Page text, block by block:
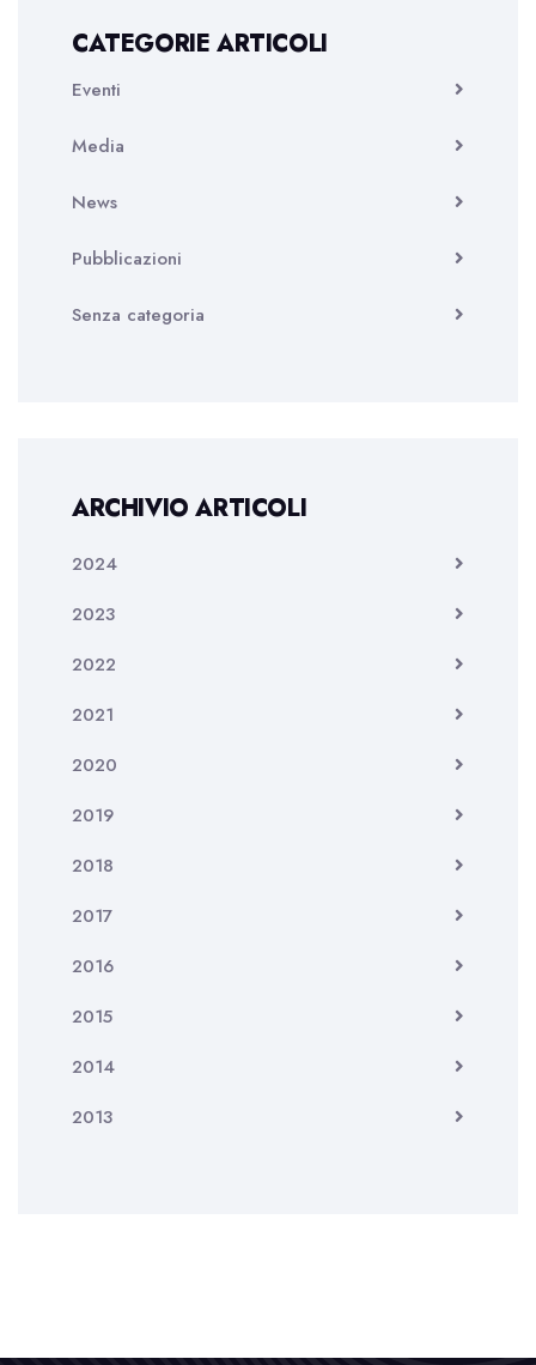
CATEGORIE ARTICOLI
Eventi
Media
News
Pubblicazioni
Senza categoria
ARCHIVIO ARTICOLI
2024
2023
2022
2021
2020
2019
2018
2017
2016
2015
2014
2013